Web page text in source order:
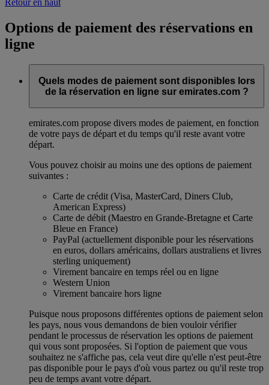
Retour en haut
Options de paiement des réservations en
ligne
Quels modes de paiement sont disponibles lors
de la réservation en ligne sur emirates.com ?
emirates.com propose divers modes de paiement, en fonction
de votre pays de départ et du temps qu'il reste avant votre
départ.
Vous pouvez choisir au moins une des options de paiement
suivantes :
Carte de crédit (Visa, MasterCard, Diners Club,
American Express)
Carte de débit (Maestro en Grande-Bretagne et Carte
Bleue en France)
PayPal (actuellement disponible pour les réservations
en euros, dollars américains, dollars australiens et livres
sterling uniquement)
Virement bancaire en temps réel ou en ligne
Western Union
Virement bancaire hors ligne
Puisque nous proposons différentes options de paiement selon
les pays, nous vous demandons de bien vouloir vérifier
pendant le processus de réservation les options de paiement
qui vous sont proposées. Si l'option de paiement que vous
souhaitez ne s'affiche pas, cela veut dire qu'elle n'est peut-être
pas disponible pour le pays d'où vous partez ou qu'il reste trop
peu de temps avant votre départ.